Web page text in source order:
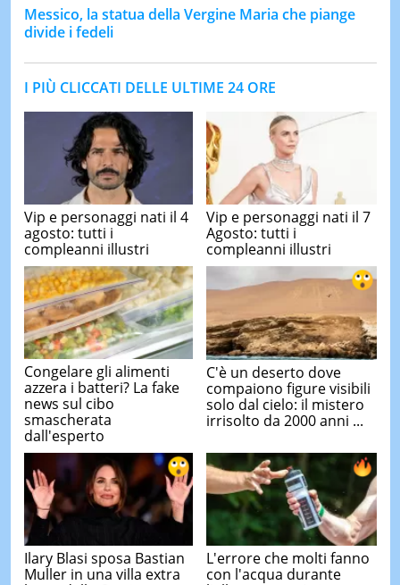
Messico, la statua della Vergine Maria che piange
divide i fedeli
I PIÙ CLICCATI DELLE ULTIME 24 ORE
Vip e personaggi nati il 4
agosto: tutti i
compleanni illustri
Vip e personaggi nati il 7
Agosto: tutti i
compleanni illustri
Congelare gli alimenti
azzera i batteri? La fake
news sul cibo
smascherata
dall'esperto
C'è un deserto dove
compaiono figure visibili
solo dal cielo: il mistero
irrisolto da 2000 anni ...
Ilary Blasi sposa Bastian
Muller in una villa extra
L'errore che molti fanno
con l'acqua durante